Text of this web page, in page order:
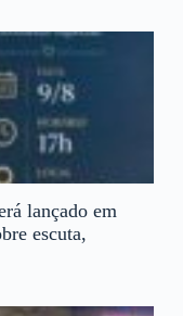
lançado em
escuta,